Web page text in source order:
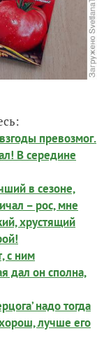
превозмог.
В середине
в сезоне,
– рос, мне
хрустящий
с ним
дал он сполна,
надо тогда
лучше его